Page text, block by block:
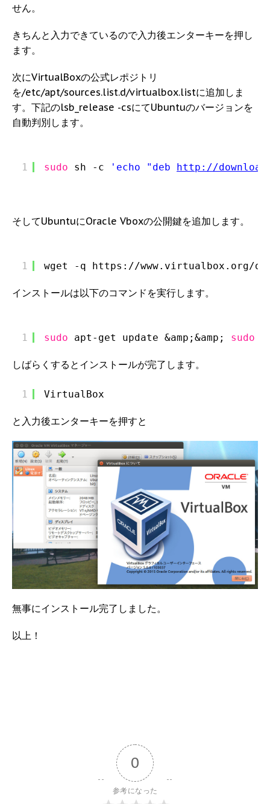
せん。
きちんと入力できているので入力後エンターキーを押し
ます。
次にVirtualBoxの公式レポジトリ
を/etc/apt/sources.list.d/virtualbox.listに追加しま
す。下記のlsb_release -csにてUbuntuのバージョンを
自動判別します。
1 sudo sh -c 'echo "deb http://
そしてUbuntuにOracle Vboxの公開鍵を追加します。
1 wget -q https: //www.virtualbox.org/
インストールは以下のコマンドを実行します。
1 sudo apt-get update &amp;&amp; sudo
しばらくするとインストールが完了します。
1 VirtualBox
と入力後エンターキーを押すと
無事にインストール完了しました。
以上！
0
参考になった